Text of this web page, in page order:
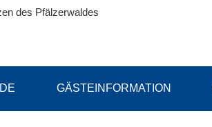
des Pfälzerwaldes
GÄSTEINFORMATION